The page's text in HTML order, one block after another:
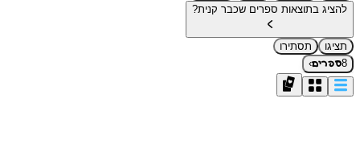
להציג בתוצאות ספרים שכבר קנית?
תציגו
תסתירו
8ספרים›